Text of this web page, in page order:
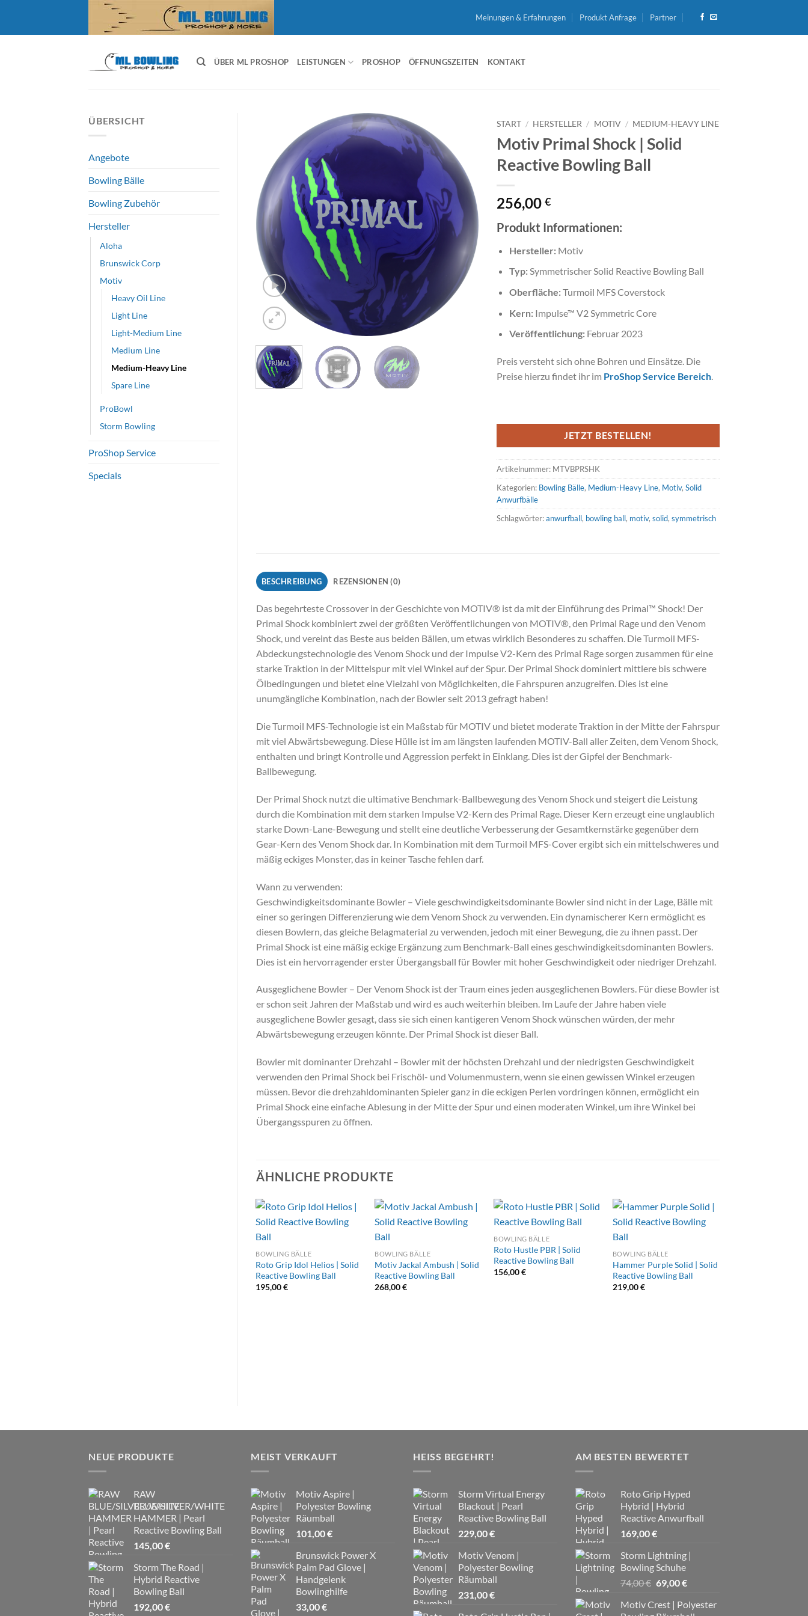
springen
Meinungen & Erfahrungen Produkt Anfrage Partner
ÜBER ML PROSHOP LEISTUNGEN PROSHOP ÖFFNUNGSZEITEN KONTAKT
ÜBERSICHT
Angebote
Bowling Bälle
Bowling Zubehör
Hersteller
Aloha
Brunswick Corp
Motiv
Heavy Oil Line
Light Line
Light-Medium Line
Medium Line
Medium-Heavy Line
Spare Line
ProBowl
Storm Bowling
ProShop Service
Specials
START / HERSTELLER / MOTIV / MEDIUM-HEAVY LINE
Motiv Primal Shock | Solid
Reactive Bowling Ball
256,00€
Produkt Informationen:
Hersteller: Motiv
Typ:Symmetrischer Solid Reactive Bowling Ball
Oberfläche:Turmoil MFS Coverstock
Kern: Impulse™ V2 Symmetric Core
Veröffentlichung: Februar 2023
Preis versteht sich ohne Bohren und Einsätze. Die
Preise hierzu findet ihr im ProShop Service Bereich.
JETZT BESTELLEN!
Artikelnummer: MTVBPRSHK
Kategorien: Bowling Bälle, Medium-Heavy Line, Motiv,Solid
Anwurfbälle
Schlagwörter:anwurfball, bowling ball, motiv,solid,symmetrisch
BESCHREIBUNG REZENSIONEN (0)
Das begehrteste Crossover in der Geschichte von MOTIV® ist da mit der Einführung des Primal™ Shock! Der
Primal Shock kombiniert zwei der größten Veröffentlichungen von MOTIV®, den Primal Rage und den Venom
Shock, und vereint das Beste aus beiden Bällen, um etwas wirklich Besonderes zu schaffen. Die Turmoil MFS-
Abdeckungstechnologie des Venom Shock und der Impulse V2-Kern des Primal Rage sorgen zusammen für eine
starke Traktion in der Mittelspur mit viel Winkel auf der Spur. Der Primal Shock dominiert mittlere bis schwere
Ölbedingungen und bietet eine Vielzahl von Möglichkeiten, die Fahrspuren anzugreifen. Dies ist eine
unumgängliche Kombination, nach der Bowler seit 2013 gefragt haben!
Die Turmoil MFS-Technologie ist ein Maßstab für MOTIV und bietet moderate Traktion in der Mitte der Fahrspur
mit viel Abwärtsbewegung. Diese Hülle ist im am längsten laufenden MOTIV-Ball aller Zeiten, dem Venom Shock,
enthalten und bringt Kontrolle und Aggression perfekt in Einklang. Dies ist der Gipfel der Benchmark-
Ballbewegung.
Der Primal Shock nutzt die ultimative Benchmark-Ballbewegung des Venom Shock und steigert die Leistung
durch die Kombination mit dem starken Impulse V2-Kern des Primal Rage. Dieser Kern erzeugt eine unglaublich
starke Down-Lane-Bewegung und stellt eine deutliche Verbesserung der Gesamtkernstärke gegenüber dem
Gear-Kern des Venom Shock dar. In Kombination mit dem Turmoil MFS-Cover ergibt sich ein mittelschweres und
mäßig eckiges Monster, das in keiner Tasche fehlen darf.
Wann zu verwenden:
Geschwindigkeitsdominante Bowler – Viele geschwindigkeitsdominante Bowler sind nicht in der Lage, Bälle mit
einer so geringen Differenzierung wie dem Venom Shock zu verwenden. Ein dynamischerer Kern ermöglicht es
diesen Bowlern, das gleiche Belagmaterial zu verwenden, jedoch mit einer Bewegung, die zu ihnen passt. Der
Primal Shock ist eine mäßig eckige Ergänzung zum Benchmark-Ball eines geschwindigkeitsdominanten Bowlers.
Dies ist ein hervorragender erster Übergangsball für Bowler mit hoher Geschwindigkeit oder niedriger Drehzahl.
Ausgeglichene Bowler – Der Venom Shock ist der Traum eines jeden ausgeglichenen Bowlers. Für diese Bowler ist
er schon seit Jahren der Maßstab und wird es auch weiterhin bleiben. Im Laufe der Jahre haben viele
ausgeglichene Bowler gesagt, dass sie sich einen kantigeren Venom Shock wünschen würden, der mehr
Abwärtsbewegung erzeugen könnte. Der Primal Shock ist dieser Ball.
Bowler mit dominanter Drehzahl – Bowler mit der höchsten Drehzahl und der niedrigsten Geschwindigkeit
verwenden den Primal Shock bei Frischöl- und Volumenmustern, wenn sie einen gewissen Winkel erzeugen
müssen. Bevor die drehzahldominanten Spieler ganz in die eckigen Perlen vordringen können, ermöglicht ein
Primal Shock eine einfache Ablesung in der Mitte der Spur und einen moderaten Winkel, um ihre Winkel bei
Übergangsspuren zu öffnen.
ÄHNLICHE PRODUKTE
BOWLING BÄLLE
Roto Grip Idol Helios | Solid
Reactive Bowling Ball
195,00€
BOWLING BÄLLE
Motiv Jackal Ambush | Solid
Reactive Bowling Ball
268,00€
BOWLING BÄLLE
Roto Hustle PBR | Solid
Reactive Bowling Ball
156,00€
BOWLING BÄLLE
Hammer Purple Solid | Solid
Reactive Bowling Ball
219,00€
NEUE PRODUKTE
RAW
BLUE/SILVER/WHITE
HAMMER | Pearl
Reactive Bowling Ball
145,00€
Storm The Road |
Hybrid Reactive
Bowling Ball
192,00€
MEIST VERKAUFT
Motiv Aspire |
Polyester Bowling
Räumball
101,00€
Brunswick Power X
Palm Pad Glove |
Handgelenk
Bowlinghilfe
33,00€
HEISS BEGEHRT!
Storm Virtual Energy
Blackout | Pearl
Reactive Bowling Ball
229,00€
Motiv Venom |
Polyester Bowling
Räumball
231,00€
AM BESTEN BEWERTET
Roto Grip Hyped
Hybrid | Hybrid
Reactive Anwurfball
169,00€
Storm Lightning |
Bowling Schuhe
74,00€ Ursprünglicher
war:
69,00€Aktueller
ist:
Motiv Crest | Polyester